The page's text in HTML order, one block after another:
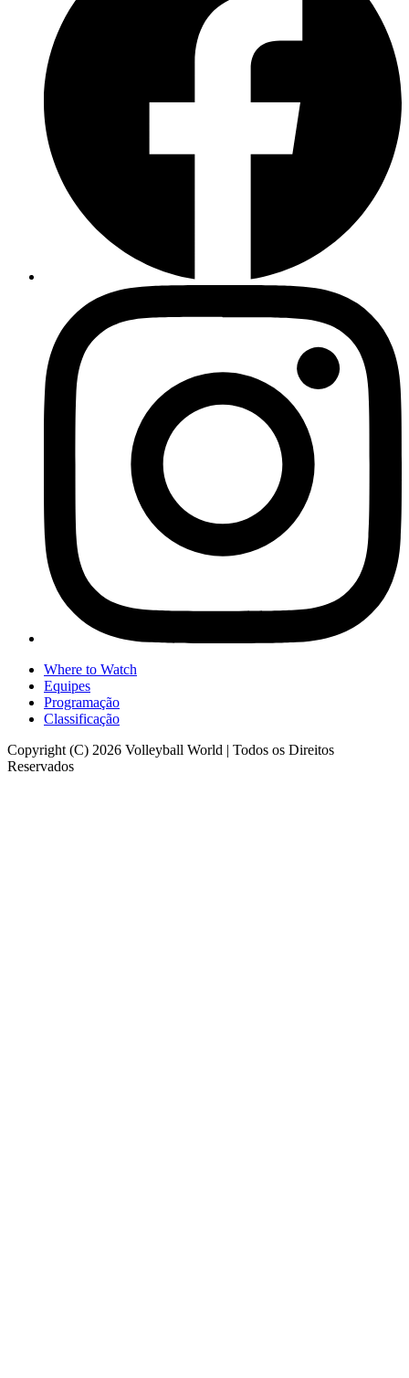
Where to Watch
Equipes
Programação
Classificação
Copyright (C) 2026 Volleyball World | Todos os Direitos
Reservados